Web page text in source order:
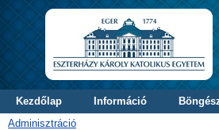
Kezdőlap Információ
Adminisztráció